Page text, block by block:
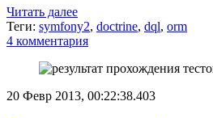
Читать далее
Теги: symfony2, doctrine, dql, orm
4 комментария
20 Февр 2013, 00:22:38.403